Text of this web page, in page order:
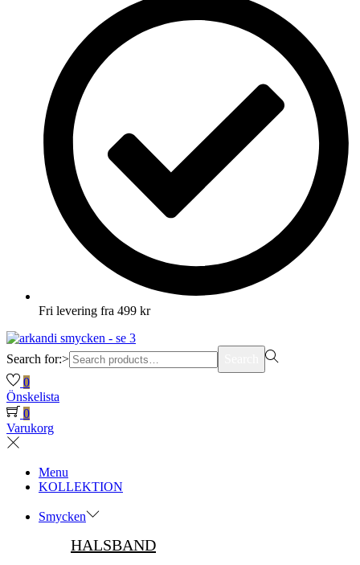
Fri levering fra 499 kr
Search for:>
0
Önskelista
0
Varukorg
Menu
KOLLEKTION
Smycken
HALSBAND